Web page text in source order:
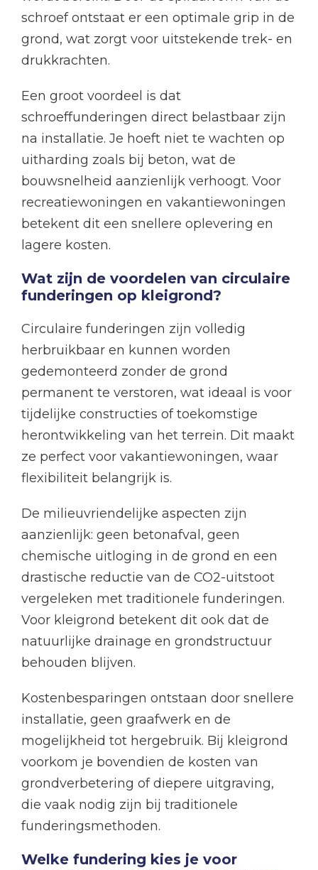
schroef ontstaat er een optimale grip in de
grond, wat zorgt voor uitstekende trek- en
drukkrachten.
Een groot voordeel is dat
schroeffunderingen direct belastbaar zijn
na installatie. Je hoeft niet te wachten op
uitharding zoals bij beton, wat de
bouwsnelheid aanzienlijk verhoogt. Voor
recreatiewoningen en vakantiewoningen
betekent dit een snellere oplevering en
lagere kosten.
Wat zijn de voordelen van circulaire
funderingen op kleigrond?
Circulaire funderingen zijn volledig
herbruikbaar en kunnen worden
gedemonteerd zonder de grond
permanent te verstoren, wat ideaal is voor
tijdelijke constructies of toekomstige
herontwikkeling van het terrein. Dit maakt
ze perfect voor vakantiewoningen, waar
flexibiliteit belangrijk is.
De milieuvriendelijke aspecten zijn
aanzienlijk: geen betonafval, geen
chemische uitloging in de grond en een
drastische reductie van de CO2-uitstoot
vergeleken met traditionele funderingen.
Voor kleigrond betekent dit ook dat de
natuurlijke drainage en grondstructuur
behouden blijven.
Kostenbesparingen ontstaan door snellere
installatie, geen graafwerk en de
mogelijkheid tot hergebruik. Bij kleigrond
voorkom je bovendien de kosten van
grondverbetering of diepere uitgraving,
die vaak nodig zijn bij traditionele
funderingsmethoden.
Welke fundering kies je voor